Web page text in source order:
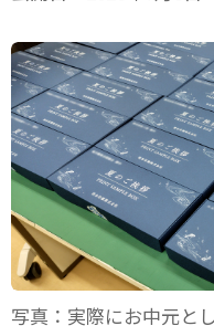
写真：実際にお中元と